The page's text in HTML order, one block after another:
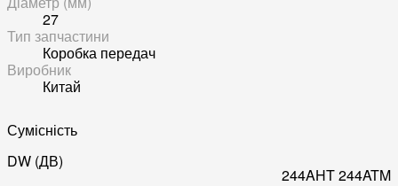
27
Тип запчастини
Коробка передач
Виробник
Китай
Сумісність
DW (ДВ)
244AHT244ATM